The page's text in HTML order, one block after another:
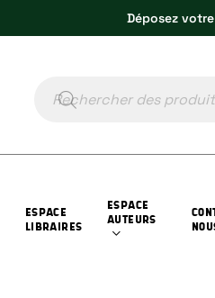
Déposez
ESPACE
LIBRAIRES
ESPACE
AUTEURS